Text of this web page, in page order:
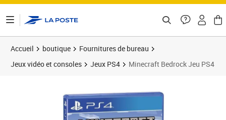
Accueil boutique
Fournitures de bureau
Jeux vidéo et consoles
Jeux PS4 Minecraft Bedrock Jeu PS4